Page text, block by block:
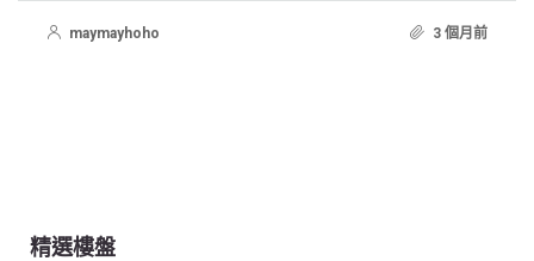
maymayhoho 3 個月前
精選樓盤